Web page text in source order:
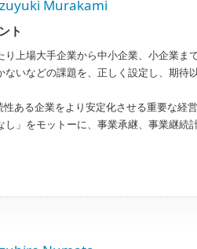
Murakami
ト
上場大手企業から中小企業、小企業ま
いなどの課題を、正しく設定し、期待
ある企業をより安定化させる重要な経
」をモットーに、事業承継、事業継続